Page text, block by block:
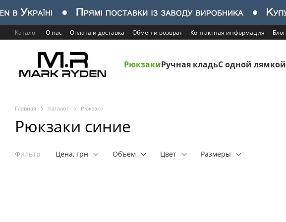
Перейти к основному контенту
Каталог О нас Оплата и доставка Обмен и возврат Контактная информация Блог
РюкзакиРучная кладьС одной лямкой
Главная Каталог Рюкзаки
Рюкзаки синие
Фильтр Цена, грн Объем Цвет Размеры